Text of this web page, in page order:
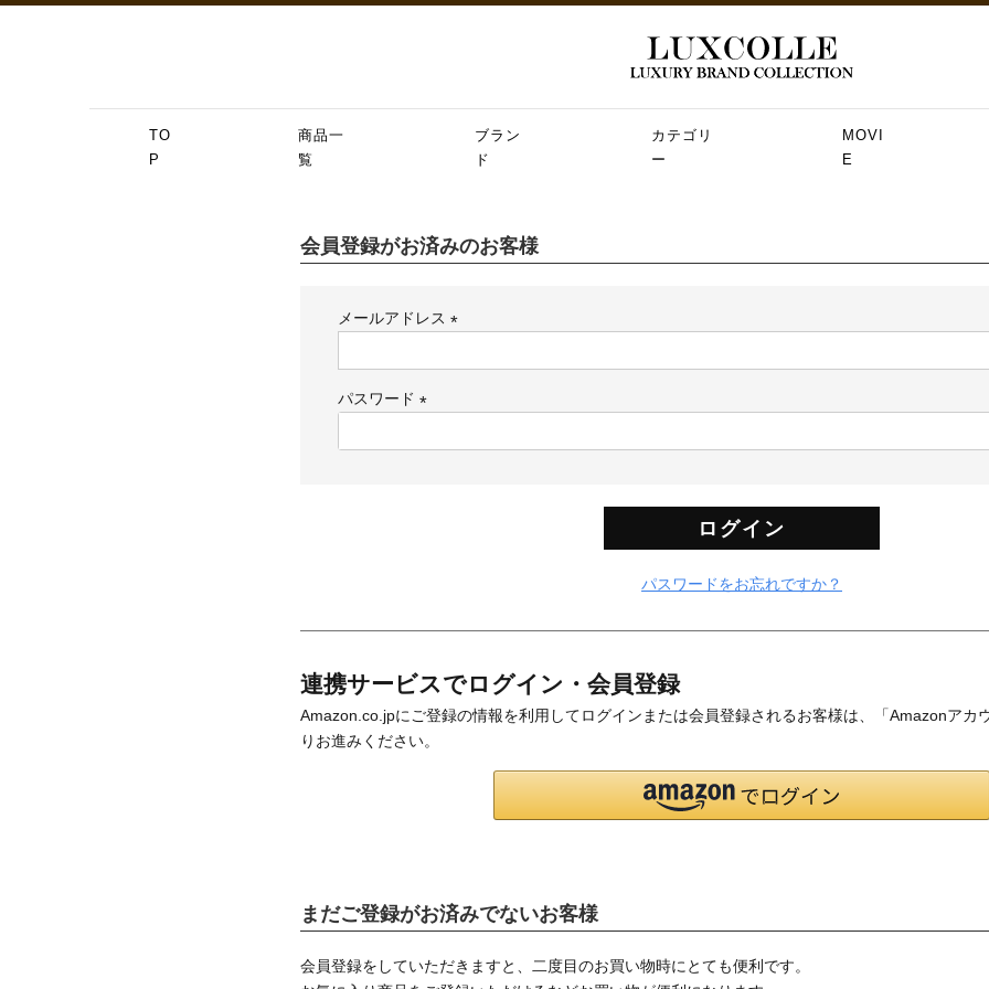
TO
P
商品一
覧
ブラン
ド
カテゴリ
ー
MOVI
E
会員登録がお済みのお客様
メールアドレス
パスワード
ログイン
パスワードをお忘れですか？
連携サービスでログイン・会員登録
Amazon.co.jpにご登録の情報を利用してログインまたは会員登録されるお客様は、「Amazonアカ
りお進みください。
まだご登録がお済みでないお客様
会員登録をしていただきますと、二度目のお買い物時にとても便利です。